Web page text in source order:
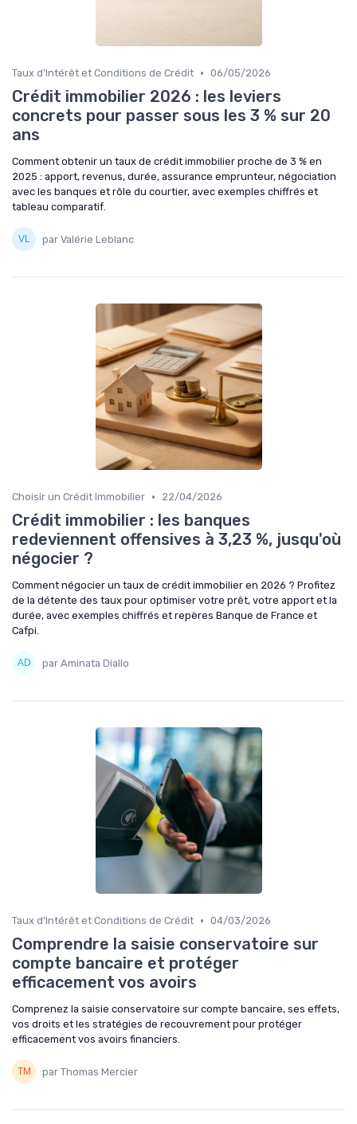
Taux d'Intérêt et Conditions de Crédit • 06/05/2026
Crédit immobilier 2026 : les leviers
concrets pour passer sous les 3 % sur 20
ans
Comment obtenir un taux de crédit immobilier proche de 3 % en
2025 : apport, revenus, durée, assurance emprunteur, négociation
avec les banques et rôle du courtier, avec exemples chiffrés et
tableau comparatif.
par Valérie Leblanc
Choisir un Crédit Immobilier • 22/04/2026
Crédit immobilier : les banques
redeviennent offensives à 3,23 %, jusqu'où
négocier ?
Comment négocier un taux de crédit immobilier en 2026 ? Profitez
de la détente des taux pour optimiser votre prêt, votre apport et la
durée, avec exemples chiffrés et repères Banque de France et
Cafpi.
par Aminata Diallo
Taux d'Intérêt et Conditions de Crédit • 04/03/2026
Comprendre la saisie conservatoire sur
compte bancaire et protéger
efficacement vos avoirs
Comprenez la saisie conservatoire sur compte bancaire, ses effets,
vos droits et les stratégies de recouvrement pour protéger
efficacement vos avoirs financiers.
par Thomas Mercier